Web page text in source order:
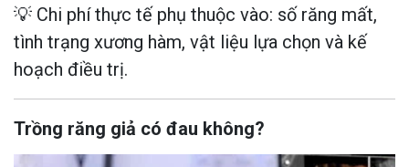
💡 Chi phí thực tế phụ thuộc vào: số răng mất,
tình trạng xương hàm, vật liệu lựa chọn và kế
hoạch điều trị.
Trồng răng giả có đau không?